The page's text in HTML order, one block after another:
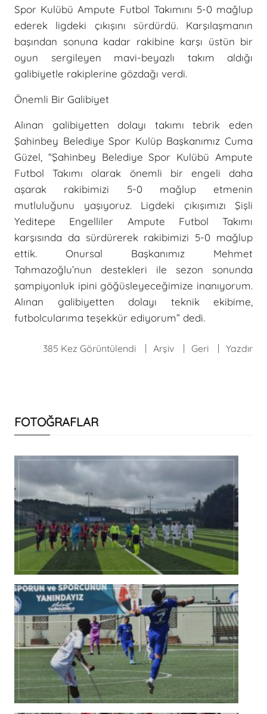
Spor Kulübü Ampute Futbol Takımını 5-0 mağlup
ederek ligdeki çıkışını sürdürdü. Karşılaşmanın
başından sonuna kadar rakibine karşı üstün bir
oyun sergileyen mavi-beyazlı takım aldığı
galibiyetle rakiplerine gözdağı verdi.
Önemli Bir Galibiyet
Alınan galibiyetten dolayı takımı tebrik eden
Şahinbey Belediye Spor Kulüp Başkanımız Cuma
Güzel, “Şahinbey Belediye Spor Kulübü Ampute
Futbol Takımı olarak önemli bir engeli daha
aşarak rakibimizi 5-0 mağlup etmenin
mutluluğunu yaşıyoruz. Ligdeki çıkışımızı Şişli
Yeditepe Engelliler Ampute Futbol Takımı
karşısında da sürdürerek rakibimizi 5-0 mağlup
ettik. Onursal Başkanımız Mehmet
Tahmazoğlu’nun destekleri ile sezon sonunda
şampiyonluk ipini göğüsleyeceğimize inanıyorum.
Alınan galibiyetten dolayı teknik ekibime,
futbolcularıma teşekkür ediyorum” dedi.
385 Kez Görüntülendi Arşiv Geri Yazdır
FOTOĞRAFLAR